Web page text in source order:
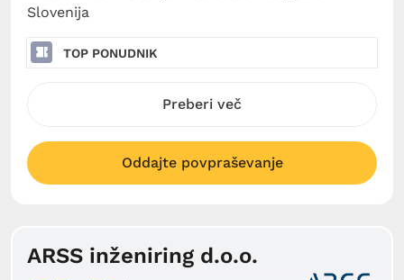
Slovenija
TOP PONUDNIK
Preberi več
Oddajte povpraševanje
ARSS inženiring d.o.o.